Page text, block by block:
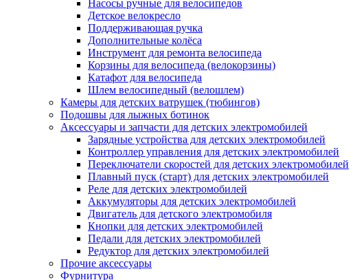
Насосы ручные для велосипедов
Детское велокресло
Поддерживающая ручка
Дополнительные колёса
Инструмент для ремонта велосипеда
Корзины для велосипеда (велокорзины)
Катафот для велосипеда
Шлем велосипедный (велошлем)
Камеры для детских ватрушек (тюбингов)
Подошвы для лыжных ботинок
Аксессуары и запчасти для детских электромобилей
Зарядные устройства для детских электромобилей
Контроллер управления для детских электромобилей
Переключатели скоростей для детских электромобилей
Плавный пуск (старт) для детских электромобилей
Реле для детских электромобилей
Аккумуляторы для детских электромобилей
Двигатель для детского электромобиля
Кнопки для детских электромобилей
Педали для детских электромобилей
Редуктор для детских электромобилей
Прочие аксессуары
Фурнитура